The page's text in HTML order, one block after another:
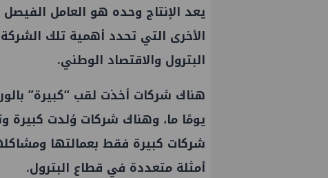
يعد الإنتاج وحده هو العامل
الأخرى التي تحدد أهمية تلك
البترول والاقتصاد الوطني.
هناك شركات أخذت لقب “كبيرة”
يومًا ما، وهناك شركات وُلدت كبيرة
شركات كبيرة فقط بعمالتها
أمثلة متعددة في قطاع البترول.